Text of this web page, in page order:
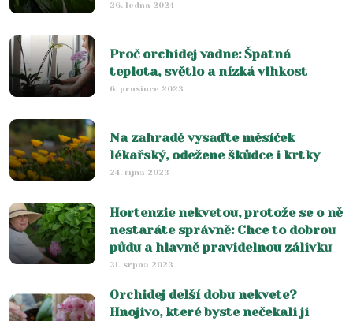
26. ledna 2024
Proč orchidej vadne: Špatná
teplota, světlo a nízká vlhkost
6. prosince 2023
Na zahradě vysaďte měsíček
lékařský, odežene škůdce i krtky
24. října 2023
Hortenzie nekvetou, protože se o ně
nestaráte správně: Chce to dobrou
půdu a hlavně pravidelnou zálivku
31. srpna 2023
Orchidej delší dobu nekvete?
Hnojivo, které byste nečekali ji